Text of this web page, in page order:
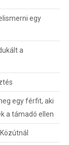
egy
a
egy férfit, aki
a támadó ellen